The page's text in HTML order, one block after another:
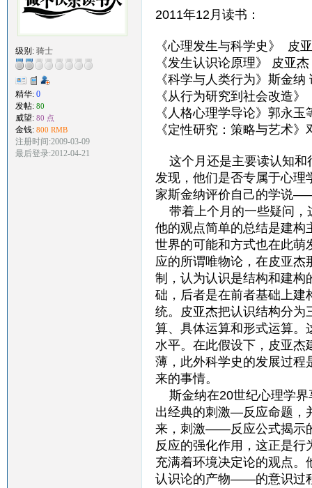
级别: 骑士
精华: 0
发帖: 80
威望: 80 点
金钱: 800 RMB
注册时间:2009-03-09
最后登录:2012-04-21
2011年12月读书：
《心理发生与科学史》 皮
《发生认识论原理》 皮亚
《科学与人类行为》斯金
《从行为研究到社会改造
《人格心理学导论》郭永
《定性研究：策略与艺术
这个月还是主要读认知和
发现，他们是否专属于心理
家斯金纳评价自己的学说
带着上个月的一些疑问，
他的观点简单的总结是建构
世界的可能和方式也在此萌
应的所谓唯物论，在皮亚杰
制，认为认识是结构和建构
础，后者是在前者基础上建
统。皮亚杰把认识结构分
算、具体运算和形式运算。
水平。在此假设下，皮亚杰
薄，此外科学史的发展过程
来的事情。
斯金纳在20世纪心理学界
出经典的刺激—反应命题，
来，刺激——反应公式揭示
反应的强化作用，这正是
充满着环境决定论的观点
认识论的产物——的意识过